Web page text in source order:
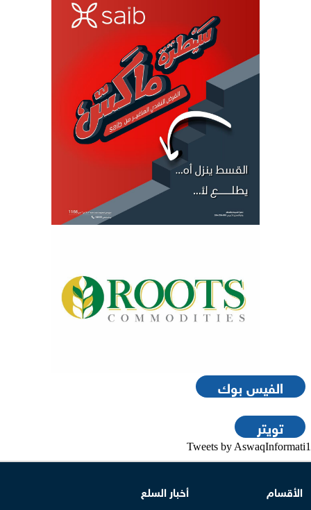
الفيس بوك
تويتر
Tweets by AswaqInformati1
الأقسام
أخبار السلع